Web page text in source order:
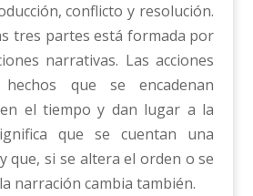
conflicto y resolución.
tres partes está formada por
narrativas. Las acciones
que se encadenan
el tiempo y dan lugar a la
que se cuentan una
que, si se altera el orden o se
narración cambia también.